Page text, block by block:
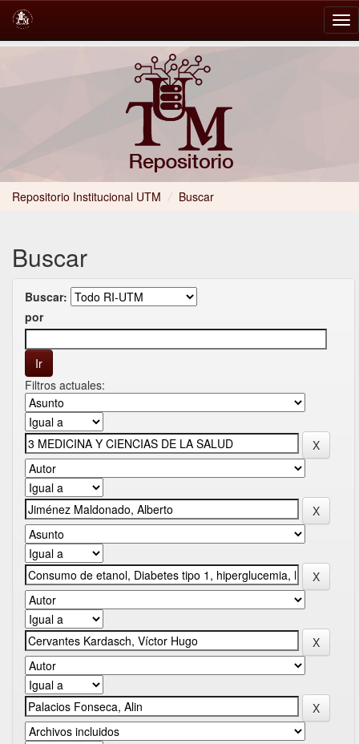
Repositorio Institucional UTM / Buscar
Buscar
Buscar:
por
Filtros actuales: